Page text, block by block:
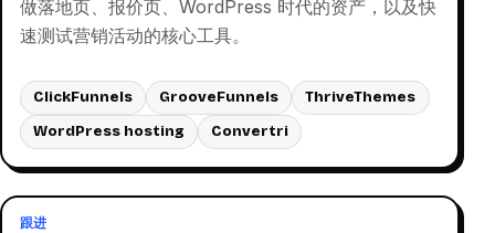
做落地页、报价页、WordPress 时代的资产，以及快
速测试营销活动的核心工具。
ClickFunnels GrooveFunnels
ThriveThemes
WordPress hosting
Convertri
跟进